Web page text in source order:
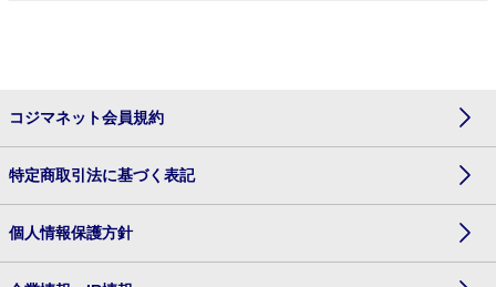
コジマネット会員規約
特定商取引法に基づく表記
個人情報保護方針